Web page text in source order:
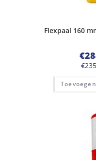
Flexpaal 160
€
€